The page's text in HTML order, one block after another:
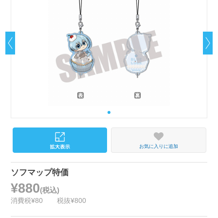
お気に入りに追加
ソフマップ特価
¥880(税込)
消費税¥80 税抜¥800